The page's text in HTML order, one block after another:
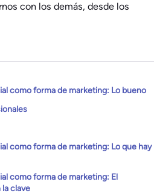
con los demás, desde los
como forma de marketing: Lo bueno
como forma de marketing: Lo que hay
como forma de marketing: El
clave